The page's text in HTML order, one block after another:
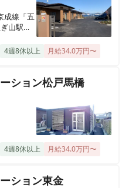
成線「五
山駅」
4週8休以上 月給34.0万円〜
ション松戸馬橋
4週8休以上 月給34.0万円〜
ション東金